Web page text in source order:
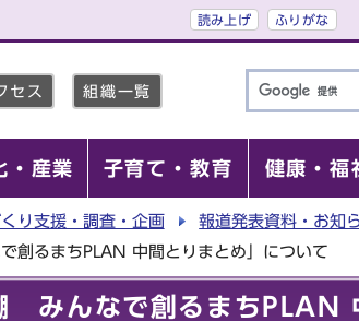
読み上げ ふりがな
セス 組織一覧
・産業 子育て・教育 健康・福
り支援・調査・企画
報道発表資料・お知
創るまちPLAN 中間とりまとめ」について
みんなで創るまちPLAN